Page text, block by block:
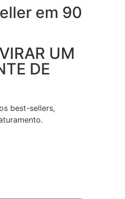
em 90
UM
DE
best-sellers,